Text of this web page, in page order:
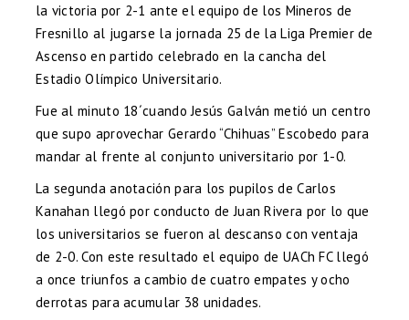
la victoria por 2-1 ante el equipo de los Mineros de
Fresnillo al jugarse la jornada 25 de la Liga Premier de
Ascenso en partido celebrado en la cancha del
Estadio Olímpico Universitario.
Fue al minuto 18´cuando Jesús Galván metió un centro
que supo aprovechar Gerardo “Chihuas” Escobedo para
mandar al frente al conjunto universitario por 1-0.
La segunda anotación para los pupilos de Carlos
Kanahan llegó por conducto de Juan Rivera por lo que
los universitarios se fueron al descanso con ventaja
de 2-0. Con este resultado el equipo de UACh FC llegó
a once triunfos a cambio de cuatro empates y ocho
derrotas para acumular 38 unidades.